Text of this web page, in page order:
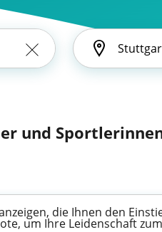
und
die Ihnen den
um Ihre Leidenschaft